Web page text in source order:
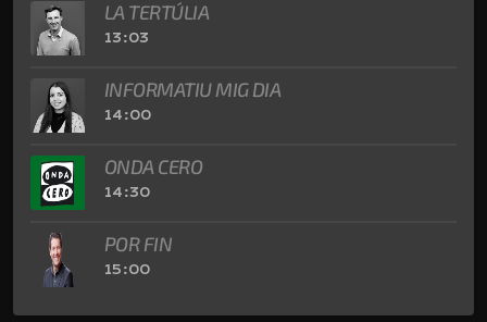
LA TERTÚLIA
13:03
INFORMATIU MIG DIA
14:00
ONDA CERO
14:30
POR FIN
15:00